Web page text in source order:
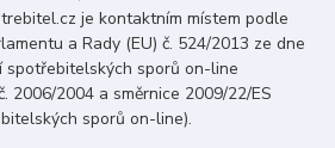
je kontaktním místem podle
a Rady (EU) č. 524/2013 ze dne
spotřebitelských sporů on-line
2006/2004 a směrnice 2009/22/ES
sporů on-line).